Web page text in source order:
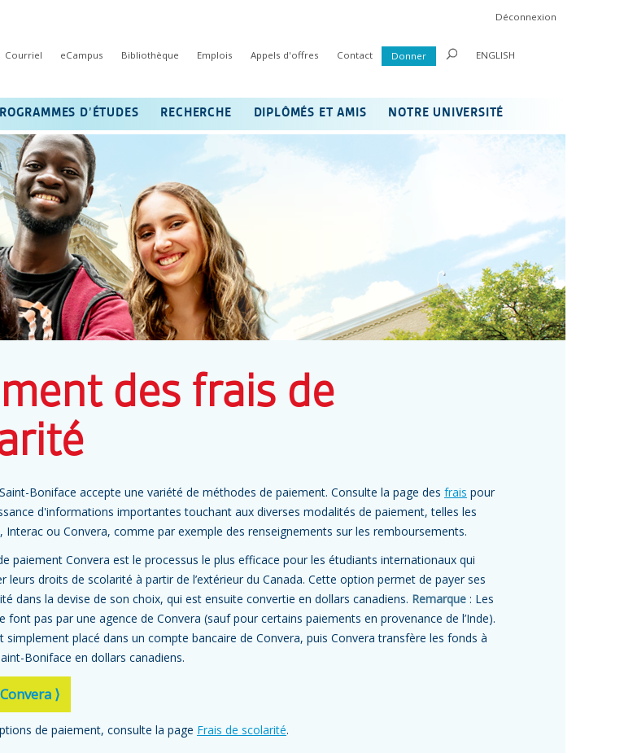
Déconnexion
Courriel eCampus Bibliothèque Emplois Appels d'offres Contact Donner ENGLISH
D’ÉTUDES RECHERCHE DIPLÔMÉS ET AMIS NOTRE UNIVERSITÉ
des frais de
Boniface accepte une variété de méthodes de paiement. Consulte la page des frais pour
d'informations importantes touchant aux diverses modalités de paiement, telles les
Interac ou Convera, comme par exemple des renseignements sur les remboursements.
paiement Convera est le processus le plus efficace pour les étudiants internationaux qui
leurs droits de scolarité à partir de l’extérieur du Canada. Cette option permet de payer ses
dans la devise de son choix, qui est ensuite convertie en dollars canadiens. Remarque : Les
font pas par une agence de Convera (sauf pour certains paiements en provenance de l’Inde).
simplement placé dans un compte bancaire de Convera, puis Convera transfère les fonds à
Boniface en dollars canadiens.
⟩
de paiement, consulte la page Frais de scolarité.